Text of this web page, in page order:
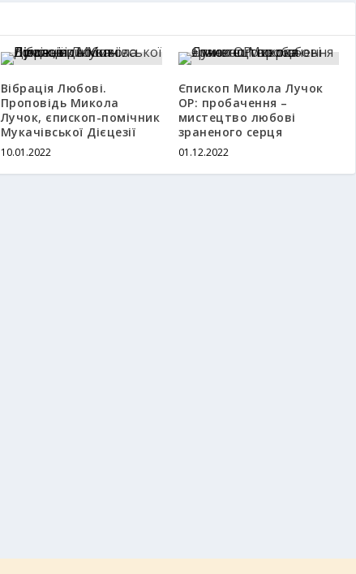
Вібрація Любові.
Проповідь Микола
Лучок, єпископ-помічник
Мукачівської Дієцезії
10.01.2022
Єпископ Микола Лучок
ОР: пробачення –
мистецтво любові
зраненого серця
01.12.2022